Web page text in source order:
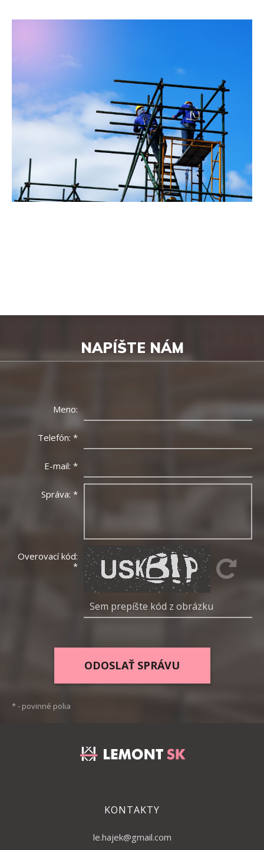
NAPÍŠTE NÁM
Meno:
Telefón: *
E-mail: *
Správa: *
Overovací kód:
*
*- povinné polia
KONTAKTY
le.hajek@gmail.com